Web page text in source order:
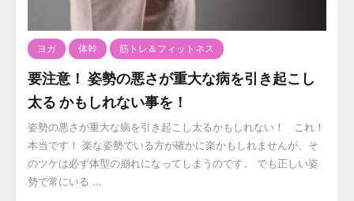
ヨガ 体幹 筋トレ＆フィットネス
要注意！ 姿勢の悪さが重大な病を引き起こし
太る かもしれない事を！
姿勢の悪さが重大な病を引き起こし太るかもしれない！ これ！
本当です！ 楽な姿勢でいる方が確かに楽かもしれませんが、そ
のツケは必ず体型の崩れになってしまうのです。 でも正しい姿
勢で常にいる ...